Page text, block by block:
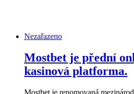
Nezařazeno
Mostbet je přední
kasinová platforma.
Mostbet je renomovaná